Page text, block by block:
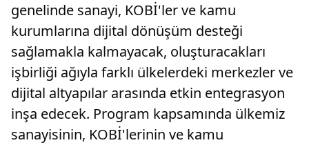
genelinde sanayi, KOBİ'ler ve kamu
kurumlarına dijital dönüşüm desteği
sağlamakla kalmayacak, oluşturacakları
işbirliği ağıyla farklı ülkelerdeki merkezler ve
dijital altyapılar arasında etkin entegrasyon
inşa edecek. Program kapsamında ülkemiz
sanayisinin, KOBİ'lerinin ve kamu